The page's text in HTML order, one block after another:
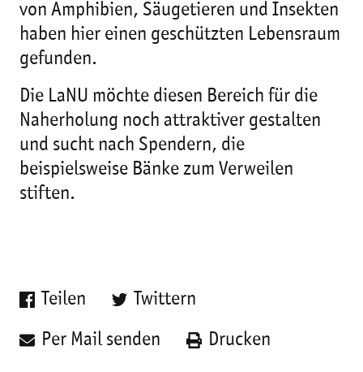
von Amphibien, Säugetieren und Insekten
haben hier einen geschützten Lebensraum
gefunden.
Die LaNU möchte diesen Bereich für die
Naherholung noch attraktiver gestalten
und sucht nach Spendern, die
beispielsweise Bänke zum Verweilen
stiften.
Teilen Twittern
Per Mail senden Drucken